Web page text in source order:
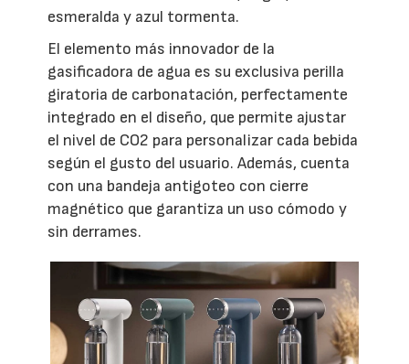
esmeralda y azul tormenta.
El elemento más innovador de la
gasificadora de agua es su exclusiva perilla
giratoria de carbonatación, perfectamente
integrado en el diseño, que permite ajustar
el nivel de CO2 para personalizar cada bebida
según el gusto del usuario. Además, cuenta
con una bandeja antigoteo con cierre
magnético que garantiza un uso cómodo y
sin derrames.